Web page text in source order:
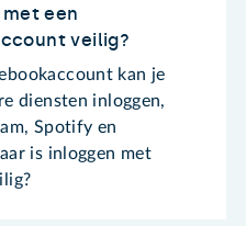
een
veilig?
kan je
diensten inloggen,
Spotify en
is inloggen met